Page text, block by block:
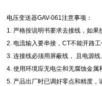
电压变送器GAV-061注意事项：
1. 严格按说明书要求去接线，如果
2. 电流输入要串接，CT不能开路工
3. 连接线必须用屏蔽线， 且电源
4. 使用环境应无电尘和无腐蚀金属
5. 产品出厂时已调好零点和精度，